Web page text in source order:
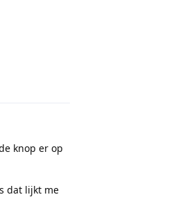
knop er op
dat lijkt me